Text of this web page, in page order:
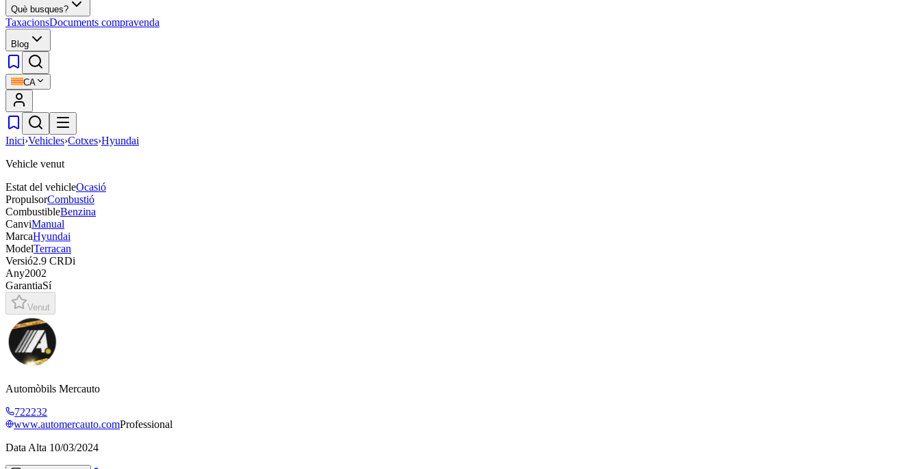
Què busques?
TaxacionsDocuments compravenda
Blog
CA
Inici›Vehicles›Cotxes›Hyundai
Vehicle venut
Estat del vehicleOcasió
PropulsorCombustió
CombustibleBenzina
CanviManual
MarcaHyundai
ModelTerracan
Versió2.9 CRDi
Any2002
GarantiaSí
Venut
Automòbils Mercauto
722232
www.automercauto.comProfessional
Data Alta 10/03/2024